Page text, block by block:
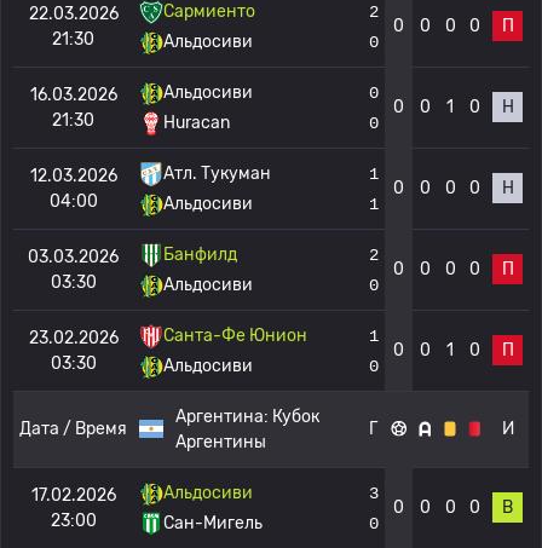
22.03.2026
21:30
Сармиенто
Альдосиви
2
0
0 0 0 0 П
16.03.2026
21:30
Альдосиви
Huracan
0
0
0 0 1 0 Н
12.03.2026
04:00
Атл. Тукуман
Альдосиви
1
1
0 0 0 0 Н
03.03.2026
03:30
Банфилд
Альдосиви
2
0
0 0 0 0 П
23.02.2026
03:30
Санта-Фе Юнион
Альдосиви
1
0
0 0 1 0 П
Дата / Время
Аргентина: Кубок
Аргентины
Г И
17.02.2026
23:00
Альдосиви
Сан-Мигель
3
0
0 0 0 0 В